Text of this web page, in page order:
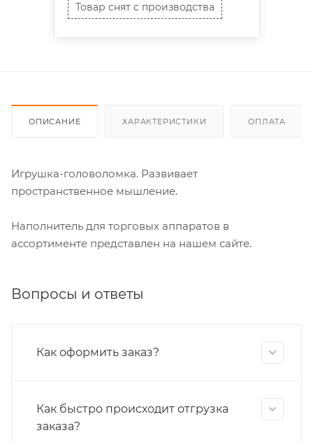
Товар снят с производства
ОПИСАНИЕ ХАРАКТЕРИСТИКИ ОПЛАТА
Игрушка-головоломка. Развивает
пространственное мышление.
Наполнитель для торговых аппаратов в
ассортименте представлен на нашем сайте.
Вопросы и ответы
Как оформить заказ?
Как быстро происходит отгрузка
заказа?